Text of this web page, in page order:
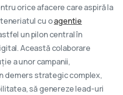
orice afacere care aspiră la
cu oagentie
un pilon central în
Această colaborare
a unor campanii,
demers strategic complex,
să genereze lead-uri